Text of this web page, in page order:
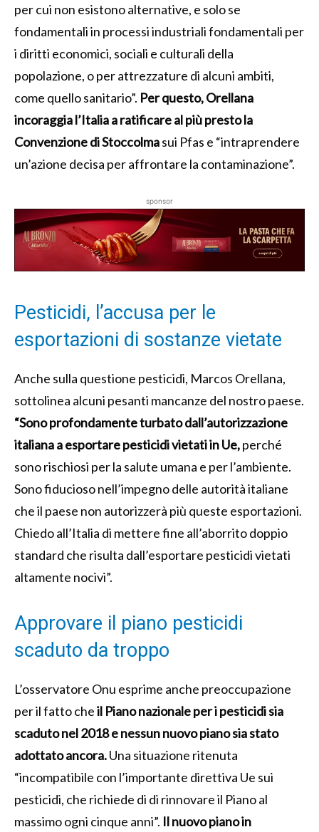
per cui non esistono alternative, e solo se
fondamentali in processi industriali fondamentali per
i diritti economici, sociali e culturali della
popolazione, o per attrezzature di alcuni ambiti,
come quello sanitario”. Per questo, Orellana
incoraggia l’Italia a ratificare al più presto la
Convenzione di Stoccolmasui Pfas e “intraprendere
un’azione decisa per affrontare la contaminazione”.
sponsor
Pesticidi, l’accusa per le
esportazioni di sostanze vietate
Anche sulla questione pesticidi, Marcos Orellana,
sottolinea alcuni pesanti mancanze del nostro paese.
“Sono profondamente turbato dall’autorizzazione
italiana a esportare pesticidi vietati in Ue,perché
sono rischiosi per la salute umana e per l’ambiente.
Sono fiducioso nell’impegno delle autorità italiane
che il paese non autorizzerà più queste esportazioni.
Chiedo all’Italia di mettere fine all’aborrito doppio
standard che risulta dall’esportare pesticidi vietati
altamente nocivi”.
Approvare il piano pesticidi
scaduto da troppo
L’osservatore Onu esprime anche preoccupazione
per il fatto cheil Piano nazionale per i pesticidi sia
scaduto nel 2018 e nessun nuovo piano sia stato
adottato ancora.Una situazione ritenuta
“incompatibile con l’importante direttiva Ue sui
pesticidi, che richiede di di rinnovare il Piano al
massimo ogni cinque anni”. Il nuovo piano in